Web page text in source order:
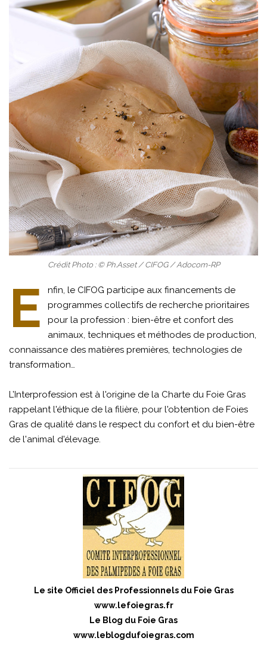
Crédit Photo : © Ph.Asset / CIFOG / Adocom-RP
E
nfin, le CIFOG participe aux financements de
programmes collectifs de recherche prioritaires
pour la profession : bien-être et confort des
animaux, techniques et méthodes de production,
connaissance des matières premières, technologies de
transformation…
L’Interprofession est à l'origine de la Charte du Foie Gras
rappelant l'éthique de la filière, pour l'obtention de Foies
Gras de qualité dans le respect du confort et du bien-être
de l'animal d'élevage.
Le site Officiel des Professionnels du Foie Gras
www.lefoiegras.fr
Le Blog du Foie Gras
www.leblogdufoiegras.com